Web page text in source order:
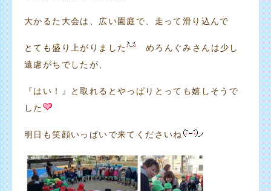
大かるた大会は、広い園庭で、走って滑り込んで
とても盛り上がりました
めろんぐみさんは少し
遠慮がちでしたが、
『はい！』と取れるとやっぱりとっても嬉しそうで
した
明日も笑顔いっぱいで来てくださいね